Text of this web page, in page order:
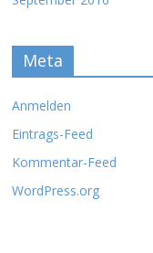
Meta
Anmelden
Eintrags-Feed
Kommentar-Feed
WordPress.org